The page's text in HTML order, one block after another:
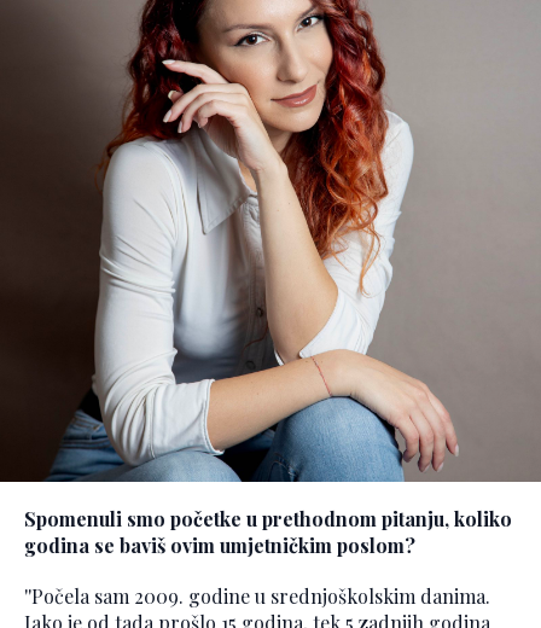
Spomenuli smo početke u prethodnom pitanju, koliko
godina se baviš ovim umjetničkim poslom?
''Počela sam 2009. godine u srednjoškolskim danima.